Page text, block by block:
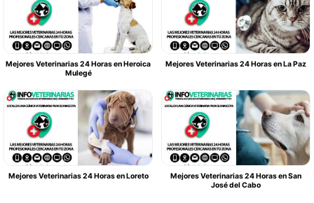
Mejores Veterinarias 24 Horas en Heroica
Mulegé
Mejores Veterinarias 24 Horas en La Paz
Mejores Veterinarias 24 Horas en Loreto
Mejores Veterinarias 24 Horas en San
José del Cabo